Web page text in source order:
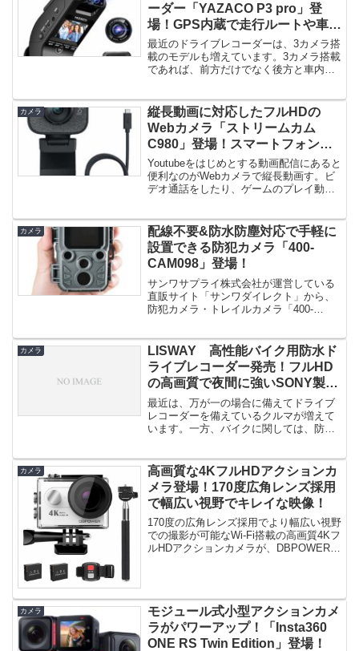
ーダー「YAZACO P3 pro」登
場！GPS内蔵で走行ルートや車速
も確認可能！
最近のドライブレコーダーは、3カメラ搭
載のモデルも増えています。3カメラ搭載
であれば、前方だけでなく後方と車内も
カメラ
縦長動画に対応したフルHDの
Webカメラ「ストリームカム
C980」登場！スマートフォンで
の再生に適した動画撮影が可能！
Youtubeをはじめとする動画配信にあると
便利なのがWebカメラで縦長動画す。ビ
デオ通話をしたり、ゲームのプレイ動画
カメラ
配線不要&防水防塵対応で手軽に
設置できる防犯カメラ「400-
CAM098」登場！
サンワサプライ株式会社が運営している
直販サイト「サンワダイレクト」から、
防犯カメラ・トレイルカメラ「400-
カメラ
LISWAY 高性能バイク用防水ド
ライブレコーダー発売！フルHD
の高画質で夜間に強いSONY製イ
メージセンサーを搭載！
最近は、万が一の場合に備えてドライブ
レコーダーを備えているクルマが増えて
います。一方、バイクに関しては、防水
カメラ
高画質な4KフルHDアクションカ
メラ登場！170度広角レンズ採用
で幅広い視野でキレイな映像！
170度の広角レンズ採用でより幅広い視野
での撮影が可能なWi-Fi搭載の高画質4Kフ
ルHDアクションカメラが、DBPOWERよ
カメラ
モジュール式小型アクションカメ
ラがパワーアップ！「Insta360
ONE RS Twin Edition」登場！